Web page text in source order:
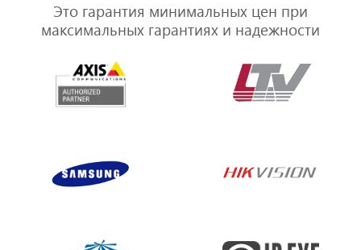
Это гарантия минимальных цен при
максимальных гарантиях и надежности